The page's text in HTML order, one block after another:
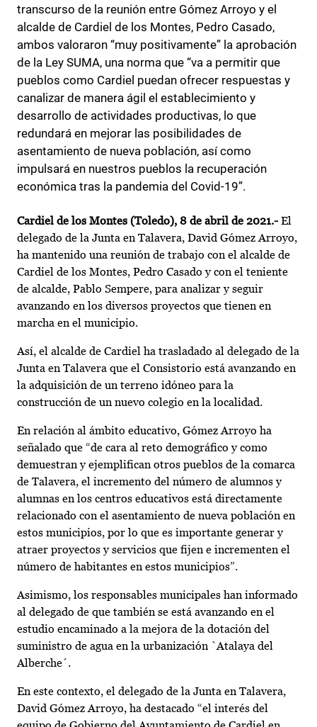
transcurso de la reunión entre Gómez Arroyo y el
alcalde de Cardiel de los Montes, Pedro Casado,
ambos valoraron “muy positivamente” la aprobación
de la Ley SUMA, una norma que “va a permitir que
pueblos como Cardiel puedan ofrecer respuestas y
canalizar de manera ágil el establecimiento y
desarrollo de actividades productivas, lo que
redundará en mejorar las posibilidades de
asentamiento de nueva población, así como
impulsará en nuestros pueblos la recuperación
económica tras la pandemia del Covid-19”.
Cardiel de los Montes (Toledo), 8 de abril de 2021.- El
delegado de la Junta en Talavera, David Gómez Arroyo,
ha mantenido una reunión de trabajo con el alcalde de
Cardiel de los Montes, Pedro Casado y con el teniente
de alcalde, Pablo Sempere, para analizar y seguir
avanzando en los diversos proyectos que tienen en
marcha en el municipio.
Así, el alcalde de Cardiel ha trasladado al delegado de la
Junta en Talavera que el Consistorio está avanzando en
la adquisición de un terreno idóneo para la
construcción de un nuevo colegio en la localidad.
En relación al ámbito educativo, Gómez Arroyo ha
señalado que “de cara al reto demográfico y como
demuestran y ejemplifican otros pueblos de la comarca
de Talavera, el incremento del número de alumnos y
alumnas en los centros educativos está directamente
relacionado con el asentamiento de nueva población en
estos municipios, por lo que es importante generar y
atraer proyectos y servicios que fijen e incrementen el
número de habitantes en estos municipios”.
Asimismo, los responsables municipales han informado
al delegado de que también se está avanzando en el
estudio encaminado a la mejora de la dotación del
suministro de agua en la urbanización `Atalaya del
Alberche´.
En este contexto, el delegado de la Junta en Talavera,
David Gómez Arroyo, ha destacado “el interés del